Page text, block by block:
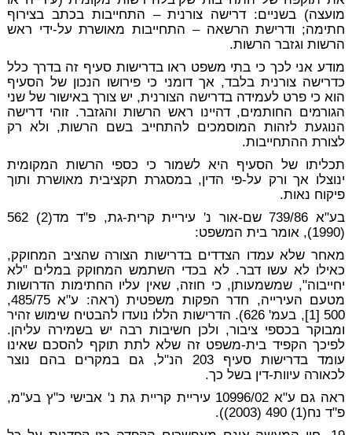
מועצה) בשניים: דרישה צורנית – התחייבות בכתב בצירוף
חתימה; ודרישת הרשאה – התחייבות מאושרת על-ידי ראש
הרשות וגזבר הרשות.
מודע אני לכך כי בתי משפט ראו בדרישות סעיף זה בדרך כלל
כדרישה צורנית בלבד, אך דומני כי פירושו הנכון של הסעיף
הוא כי פרט לעמידה בדרישה הצורנית, יש צורך באישור של שני
הגורמים החותמים, דהיינו ראש הרשות והגזבר. זוהי דרישה
הנוגעת לזהות המוסמכים להתחייב בשם הרשות, ולא רק
לצורת ההתחייבות.
תכליתו של הסעיף היא לשמור כי כספי הרשות המקומית
ינוצלו אך ורק על-פי הדין, במסגרת תקציבית מאושרת ותוך
פיקוח נאות.
בע"א 739/86 שם-אור נ' עיריית קרית-גת, פ"ד מד(2) 562
(1990), אומר בית המשפט:
מאחר שלא עמדו הצדדים בדרישות הצורה שהציב המחוקק,
כאילו לא עשו דבר. לא בכדי השתמש המחוקק במלים "לא
יחייבוה", שמשמעותן, כי חוזה, שאין עליו החתימות הדרושות
מטעם העירייה, חדר הפקות משפטית (ראה: ע"א 485/75,
500 [1], בעמ' 626). הדרישות הללו נועדו להבטיח שימוש זהיר
ומבוקר בכספי ציבור, ולכן חשיבות רבה יש בשמירה עליהן.
לפיכך הקפיד בית-משפט זה שלא לתת תוקף להסכם שאינו
עומד בדרישות סעיף 203 הנ"ל, גם במקרים בהם נוצר
לכאורה עיוות-דין בשל כך.
ראה גם ע"א 10996/02 עיריית קריית גת נ' אבישי כ"ץ בע"מ,
פ"ד נח(1) 490 (2003)).